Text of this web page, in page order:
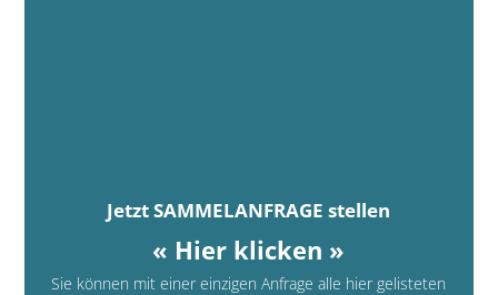
Jetzt SAMMELANFRAGE stellen
« Hier klicken »
Sie können mit einer einzigen Anfrage alle hier gelisteten